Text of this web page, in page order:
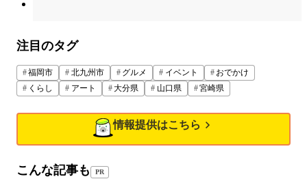
注目のタグ
福岡市 北九州市 グルメ イベント
おでかけ
くらし
アート 大分県 山口県 宮崎県
情報提供はこちら
こんな記事も PR